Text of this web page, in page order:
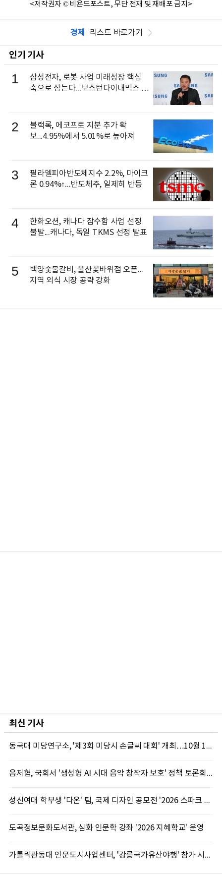
<저작권자 © 비욘드포스트, 무단 전재 및 재배포 금지>
경제 리스트 바로가기
인기 기사
1
삼성전자, 로봇 사업 미래성장 핵심
축으로 삼는다...보스턴다이내믹스 출
2
블랙록, 에코프로 지분 추가 확
보...4.95%에서 5.01%로 높아져
3
필라델피아반도체지수 2.2%, 마이크
론 0.94%↑...반도체주, 일제히 반등
4
한화오션, 캐나다 잠수함 사업 선정
불발...캐나다, 독일 TKMS 선정 발표
5
백양숯불갈비, 울산꽃바위점 오픈...
지역 외식 시장 공략 강화
최신 기사
동국대 미당연구소, '제3회 미당시 손글씨 대회' 개최…10월 12일까지 접수
음저협, 국회서 '생성형 AI 시대 음악 창작자 보호' 정책 토론회 10일 개최
성신여대 학부생 '다온' 팀, 국제 디자인 공모전 '2026 스파크 어워드' 동상 수상
도곡정보문화도서관, 심화 인문학 강좌 '2026 지혜학교' 운영
가톨릭관동대 인문도시사업센터, '강릉국가유산야행' 참가 시민 15명 모집